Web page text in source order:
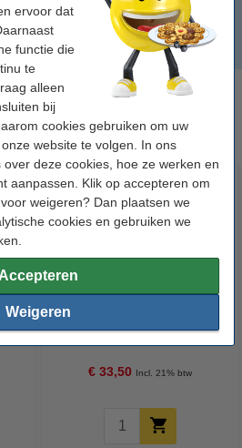
ervoor dat
functie die
te
alleen
bij
cookies gebruiken om uw
website te volgen. In ons
over deze cookies, hoe ze werken en
aanpassen. Klik op accepteren om
weigeren? Dan plaatsen we
cookies en gebruiken we
Accepteren
Weigeren
producten
123inkt kopieerpapier 1 doos
van 2500 vellen A4 - 80 g/m²
€ 33,50 Incl. 21% btw